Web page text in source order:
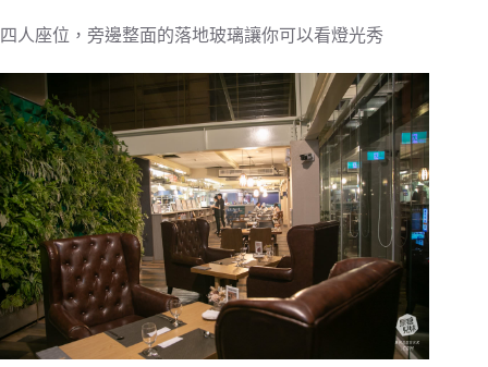
四人座位，旁邊整面的落地玻璃讓你可以看燈光秀